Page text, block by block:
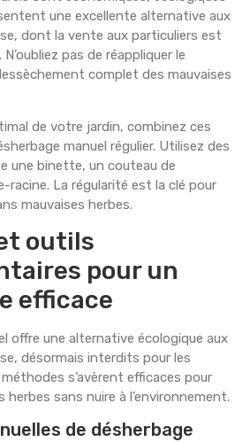
une excellente alternative aux
dont la vente aux particuliers est
pas de réappliquer le
complet des mauvaises
de votre jardin, combinez ces
manuel régulier. Utilisez des
une binette, un couteau de
racine. La régularité est la clé pour
mauvaises herbes.
outils
pour un
efficace
offre une alternative écologique aux
désormais interdits pour les
s’avèrent efficaces pour
herbes sans nuire à l’environnement.
de désherbage